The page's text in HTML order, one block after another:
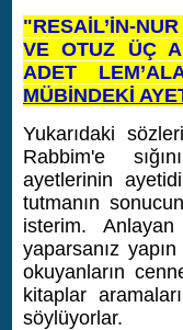
"RESAİL’İN-
VE OTUZ ÜÇ
ADET
MÜBİNDEKİ
Yukarıdaki
Rabbim'e
ayetlerinin
tutmanın
isterim.
yaparsanız
okuyanların
kitaplar
söylüyorlar.